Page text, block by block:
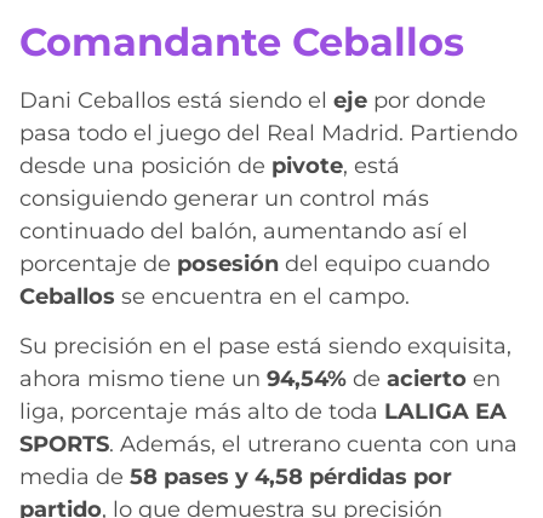
Comandante Ceballos
Dani Ceballos está siendo el eje por donde
pasa todo el juego del Real Madrid. Partiendo
desde una posición de pivote, está
consiguiendo generar un control más
continuado del balón, aumentando así el
porcentaje de posesión del equipo cuando
Ceballos se encuentra en el campo.
Su precisión en el pase está siendo exquisita,
ahora mismo tiene un 94,54% de acierto en
liga, porcentaje más alto de toda LALIGA EA
SPORTS. Además, el utrerano cuenta con una
media de 58 pases y 4,58 pérdidas por
partido, lo que demuestra su precisión